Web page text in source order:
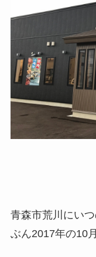
青森市荒川にい
ぶん2017年の10